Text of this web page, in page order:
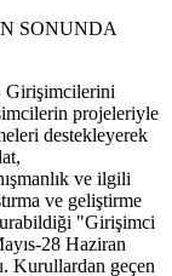
SONUNDA
Girişimcilerini
projeleriyle
destekleyerek
ve ilgili
ve geliştirme
"Girişimci
28 Haziran
Kurullardan geçen